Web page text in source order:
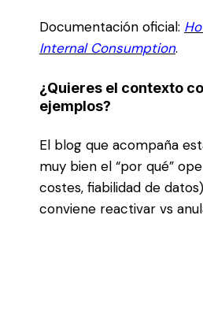
Documentación oficial:
Internal Consumption.
¿Quieres el contexto
ejemplos?
El blog que acompaña
muy bien el “por qué”
costes, fiabilidad de
conviene reactivar vs